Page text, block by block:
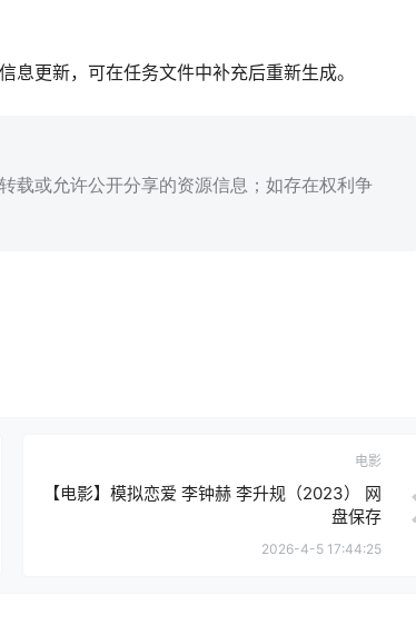
更新，可在任务文件中补充后重新生成。
载或允许公开分享的资源信息；如存在权利争
电影
【电影】模拟恋爱 李钟赫 李升规（2023） 网
盘保存
2026-4-5 17:44:25